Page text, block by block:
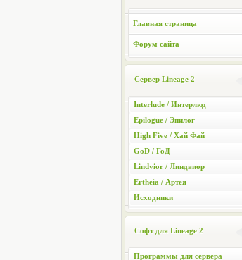
Главная страница
Форум сайта
Сервер Lineage 2
Interlude / Интерлюд
Epilogue / Эпилог
High Five / Хай Фай
GoD / ГоД
Lindvior / Линдвиор
Ertheia / Артея
Исходники
Софт для Lineage 2
Программы для сервера